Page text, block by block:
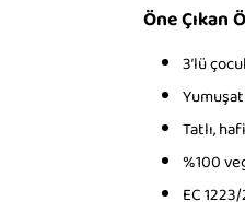
Öne Çıkan
3’lü
Tatlı,
%100